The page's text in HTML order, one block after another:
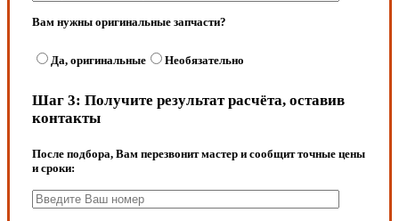
Вам нужны оригинальные запчасти?
Да, оригинальные Необязательно
Шаг 3: Получите результат расчёта, оставив
контакты
После подбора, Вам перезвонит мастер и сообщит точные цены
и сроки: